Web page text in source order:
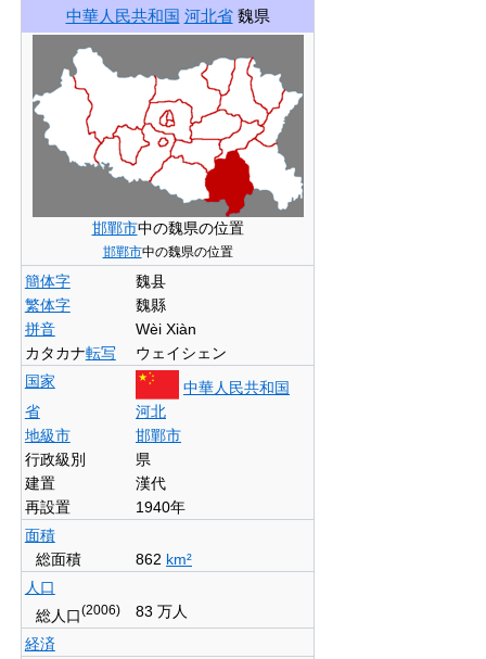
中華人民共和国 河北省 魏県
邯鄲市中の魏県の位置
邯鄲市中の魏県の位置
簡体字
魏县
繁体字
魏縣
拼音
Wèi Xiàn
カタカナ転写
ウェイシェン
国家
中華人民共和国
省
河北
地級市
邯鄲市
行政級別
県
建置
漢代
再設置
1940年
面積
総面積
862 km²
人口
総人口(2006)
83 万人
経済